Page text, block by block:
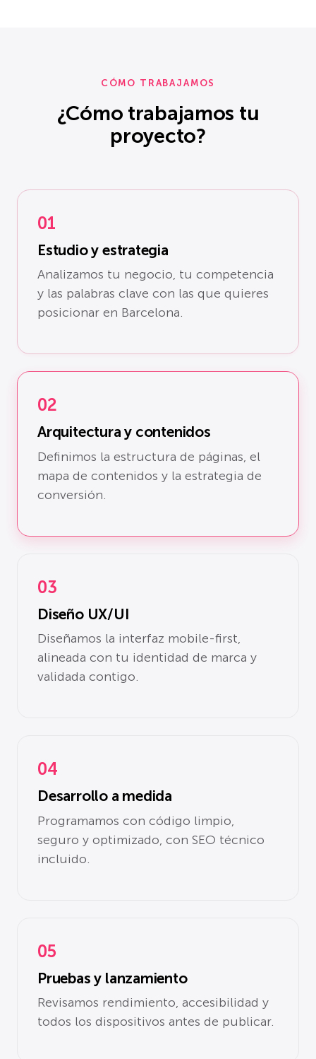
CÓMO TRABAJAMOS
¿Cómo trabajamos tu
proyecto?
01
Estudio y estrategia
Analizamos tu negocio, tu competencia
y las palabras clave con las que quieres
posicionar en Barcelona.
02
Arquitectura y contenidos
Definimos la estructura de páginas, el
mapa de contenidos y la estrategia de
conversión.
03
Diseño UX/UI
Diseñamos la interfaz mobile-first,
alineada con tu identidad de marca y
validada contigo.
04
Desarrollo a medida
Programamos con código limpio,
seguro y optimizado, con SEO técnico
incluido.
05
Pruebas y lanzamiento
Revisamos rendimiento, accesibilidad y
todos los dispositivos antes de publicar.